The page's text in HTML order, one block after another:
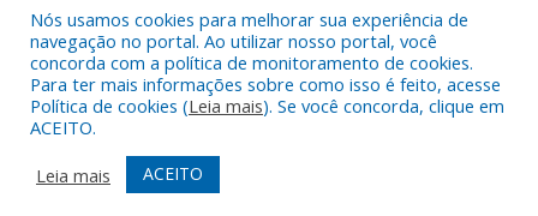
Todos os direitos reservados a Prefeitura Municipal de
Maracanã.
Mapa do Site
Acessar Área Administrativa
Acessar Webmail
Nós usamos cookies para melhorar sua experiência de
navegação no portal. Ao utilizar nosso portal, você
concorda com a política de monitoramento de cookies.
Para ter mais informações sobre como isso é feito, acesse
Política de cookies (Leia mais). Se você concorda, clique em
ACEITO.
Leia mais
ACEITO